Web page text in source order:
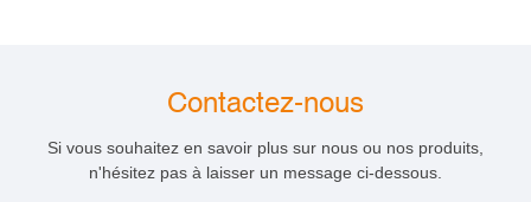
Contactez-nous
Si vous souhaitez en savoir plus sur nous ou nos produits,
n'hésitez pas à laisser un message ci-dessous.